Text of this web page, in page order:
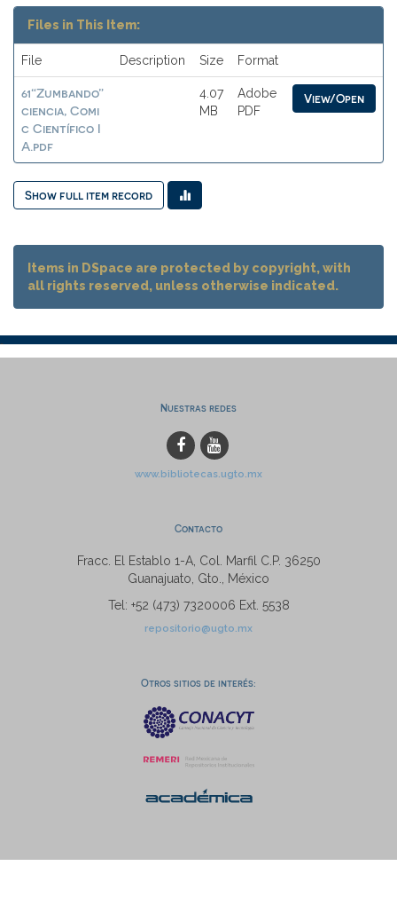
Files in This Item:
File Description Size Format
61“Zumbando”
ciencia, Comi
c Científico I
A.pdf
4.07
MB
Adobe
PDF
View/Open
Show full item record
Items in DSpace are protected by copyright, with
all rights reserved, unless otherwise indicated.
Nuestras redes
www.bibliotecas.ugto.mx
Contacto
Fracc. El Establo 1-A, Col. Marfil C.P. 36250
Guanajuato, Gto., México
Tel: +52 (473) 7320006 Ext. 5538
repositorio@ugto.mx
Otros sitios de interés: